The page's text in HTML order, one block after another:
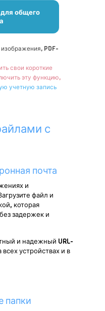
общего
PDF-
свои короткие
эту функцию,
учетную запись
с
почта
и
файл и
которая
задержек и
и надежный URL-
устройствах и в
папки